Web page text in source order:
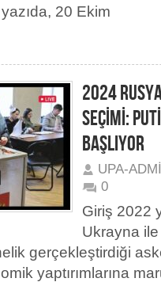
20 Ekim
2024
SEÇİMİ:
BAŞLIYOR
UPA-
0
Giriş 2022
Ukrayna
gerçekleştirdiği
yaptırımlarına